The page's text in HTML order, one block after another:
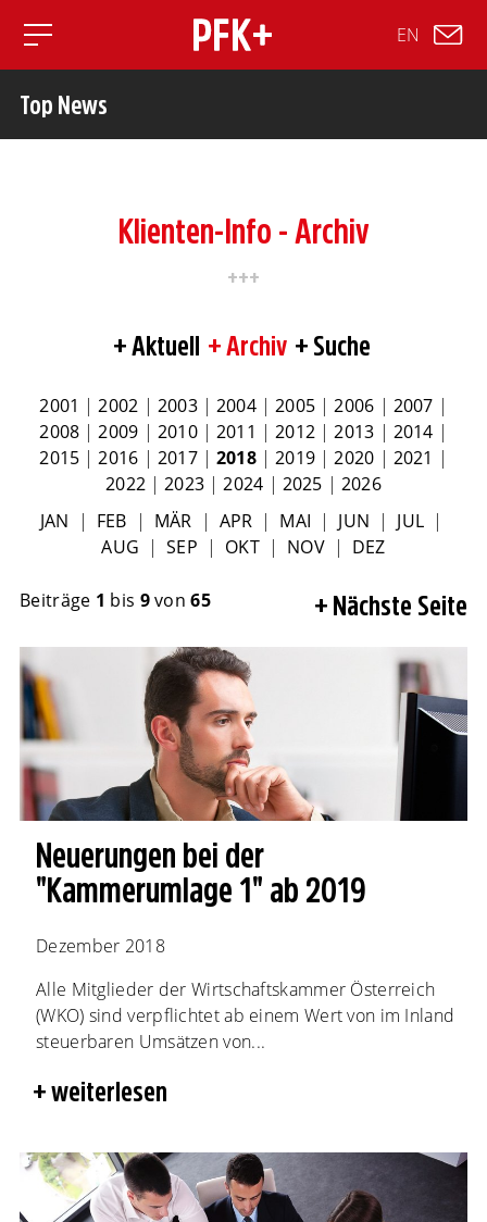
Toggle mobile navigation
EN
Top News
Klienten-Info - Archiv
Aktuell Archiv Suche
2001 |2002 | 2003| 2004 |2005 |2006 | 2007 |
2008 |2009 | 2010| 2011 |2012 |2013 | 2014 |
2015 |2016 | 2017| 2018 |2019 |2020 | 2021 |
2022 |2023 |2024 | 2025 | 2026
JAN | FEB | MÄR | APR | MAI | JUN | JUL |
AUG |SEP | OKT| NOV| DEZ
Beiträge 1 bis 9von65 Nächste Seite
Neuerungen bei der
"Kammerumlage 1" ab 2019
Dezember 2018
Alle Mitglieder der Wirtschaftskammer Österreich
(WKO) sind verpflichtet ab einem Wert von im Inland
steuerbaren Umsätzen von...
weiterlesen